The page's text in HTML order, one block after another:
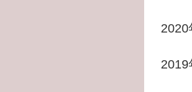
2020
2019